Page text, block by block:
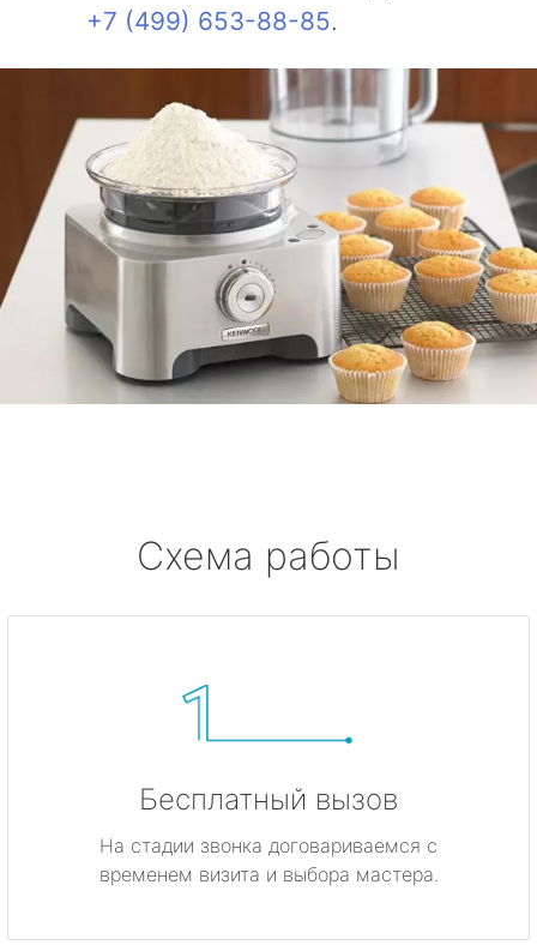
+7 (499) 653-88-85.
Схема работы
Бесплатный вызов
На стадии звонка договариваемся с
временем визита и выбора мастера.